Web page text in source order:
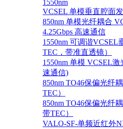
1550nm
VCSEL 单模垂直腔面
850nm 单模光纤耦合
4.25Gbps 高速通信
1550nm 可调谐
TEC，带准直透镜）
1550nm 单模 VCSEL
速通信)
850nm TO46保偏光纤
TEC）
850nm TO46保偏光纤
带TEC）
VALO-SF-单频近红外